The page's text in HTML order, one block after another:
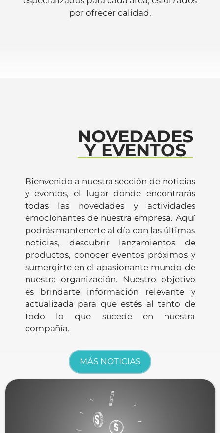
NOVEDADES
Y EVENTOS
Bienvenido a nuestra sección de noticias
y eventos, el lugar donde encontrarás
todas las novedades y actividades
emocionantes de nuestra empresa. Aquí
podrás mantenerte al día con las últimas
noticias, descubrir lanzamientos de
productos, conocer eventos próximos y
sumergirte en el apasionante mundo de
nuestra organización. Nuestro objetivo
es brindarte información relevante y
actualizada para que estés al tanto de
todo lo que sucede en nuestra
compañía.
MÁS NOTICIAS